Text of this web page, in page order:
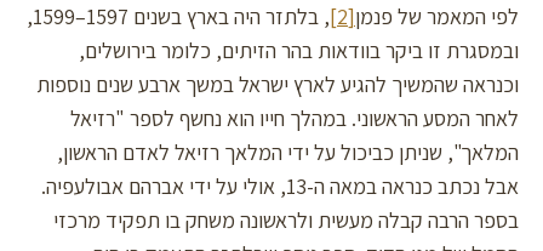
לפי המאמר של פנמן[2]
, בלתזר היה בארץ בשנים 1597–1599,
ובמסגרת זו ביקר בוודאות בהר הזיתים, כלומר בירושלים,
וכנראה שהמשיך להגיע לארץ ישראל במשך ארבע שנים נוספות
לאחר המסע הראשוני. במהלך חייו הוא נחשף לספר "רזיאל
המלאך", שניתן כביכול על ידי המלאך רזיאל לאדם הראשון,
אבל נכתב כנראה במאה ה-13, אולי על ידי אברהם אבולעפיה.
בספר הרבה קבלה מעשית ולראשונה משחק בו תפקיד מרכזי